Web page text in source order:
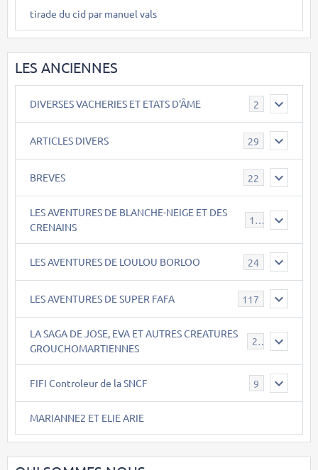
tirade du cid par manuel vals
LES ANCIENNES
DIVERSES VACHERIES ET ETATS D'ÂME 2
ARTICLES DIVERS 29
BREVES 22
LES AVENTURES DE BLANCHE-NEIGE ET DES
CRENAINS
17
LES AVENTURES DE LOULOU BORLOO 24
LES AVENTURES DE SUPER FAFA 117
LA SAGA DE JOSE, EVA ET AUTRES CREATURES
GROUCHOMARTIENNES
26
FIFI Controleur de la SNCF 9
MARIANNE2 ET ELIE ARIE